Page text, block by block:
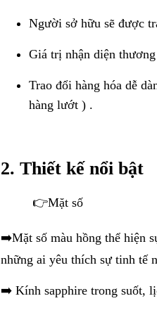
Người sở hữu sẽ được
Giá trị nhận diện
Trao đổi hàng hóa dễ
hàng lướt ) .
2. Thiết kế nổi bật
👉Mặt số
➡️Mặt số màu hồng thể hiện
những ai yêu thích sự tinh tế
➡️ Kính sapphire trong suốt,